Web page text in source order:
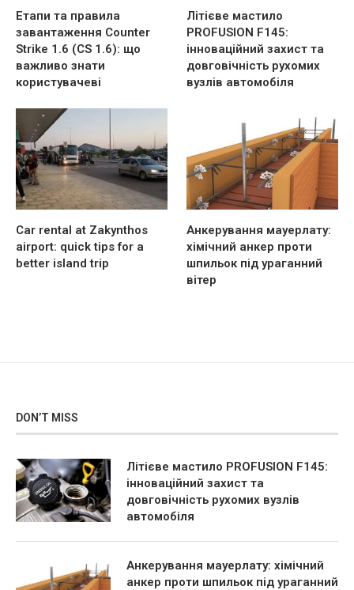
Етапи та правила
завантаження Counter
Strike 1.6 (CS 1.6): що
важливо знати
користувачеві
Літієве мастило
PROFUSION F145:
інноваційний захист та
довговічність рухомих
вузлів автомобіля
Car rental at Zakynthos
airport: quick tips for a
better island trip
Анкерування мауерлату:
хімічний анкер проти
шпильок під ураганний
вітер
DON’T MISS
Літієве мастило PROFUSION F145:
інноваційний захист та
довговічність рухомих вузлів
автомобіля
Анкерування мауерлату: хімічний
анкер проти шпильок під ураганний